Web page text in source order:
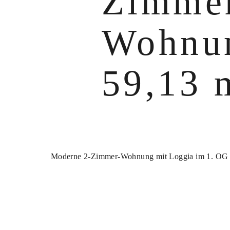
59,13
Moderne 2-Zimmer-Wohnung mit Loggia im 1. OG